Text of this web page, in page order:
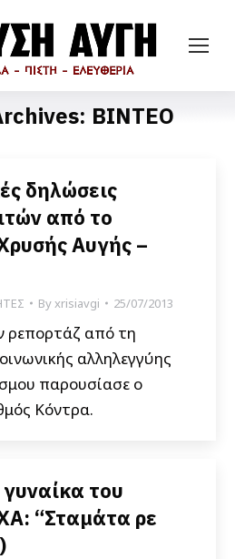
ΒΙΝΤΕΟ
δηλώσεις
από το
Αυγής –
Byxrisiavgi 25/07/2013
ρεπορτάζ από τη
αλληλεγγύης
παρουσίασε ο
Κόντρα.
του
“Σταμάτα ρε